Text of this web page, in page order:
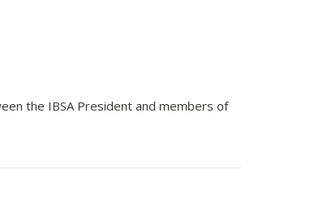
the IBSA President and members of